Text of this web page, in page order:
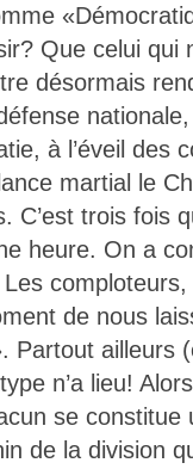
Que celui qui
désormais
à l’éveil des
martial le
C’est trois fois
heure. On a
comploteurs,
de nous
Partout ailleurs
n’a lieu!
se
de la division